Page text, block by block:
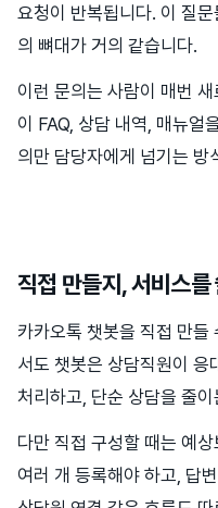
요청이 반복됩니다. 이 질
의 뼈대가 거의 같습니다.
이런 문의는 사람이 매번
이 FAQ, 상담 내역, 매뉴얼
의만 담당자에게 넘기는 방
직접 만들지, 서비스
카카오톡 챗봇을 직접 만들
서도 챗봇은 상담직원이 응
처리하고, 단순 상담을 줄
다만 직접 구성할 때는 예
여러 개 등록해야 하고, 답